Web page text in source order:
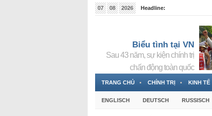
07 08 2026
Headline:
Biểu tình tại VN
Sau 43 năm, sự kiện chính trị
chấn động toàn quốc
TRANG CHỦ CHÍNH TRỊ KINH TẾ
ENGLISCH DEUTSCH RUSSISCH